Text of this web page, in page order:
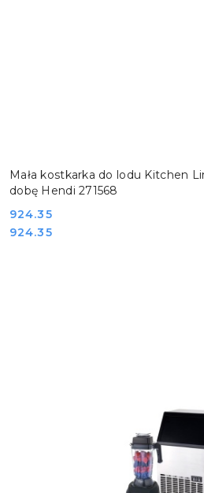
Mała kostkarka do lodu Kitchen
dobę Hendi 271568
Cena:
924.35
Cena:
924.35